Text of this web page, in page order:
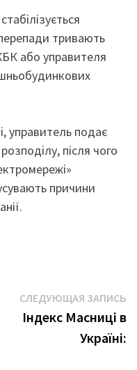
тривають
або управителя
управитель подає
після чого
причини
СЛЕДУЮЩАЯ ЗАПИСЬ
Індекс Масниці в
Україні: